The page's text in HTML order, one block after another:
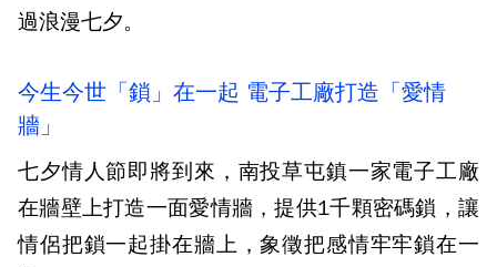
過浪漫七夕。
今生今世「鎖」在一起 電子工廠打造「愛情
牆」
七夕情人節即將到來，南投草屯鎮一家電子工廠
在牆壁上打造一面愛情牆，提供1千顆密碼鎖，讓
情侶把鎖一起掛在牆上，象徵把感情牢牢鎖在一